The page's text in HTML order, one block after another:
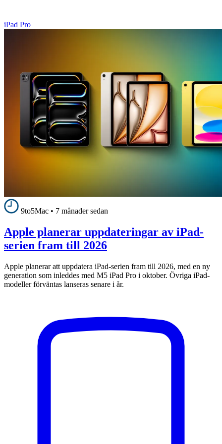
iPad Pro
9to5Mac • 7 månader sedan
Apple planerar uppdateringar av iPad-
serien fram till 2026
Apple planerar att uppdatera iPad-serien fram till 2026, med en ny
generation som inleddes med M5 iPad Pro i oktober. Övriga iPad-
modeller förväntas lanseras senare i år.